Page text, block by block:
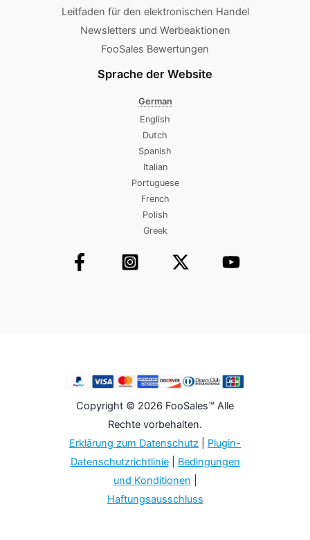
Leitfaden für den elektronischen Handel
Newsletters und Werbeaktionen
FooSales Bewertungen
Sprache der Website
German
English
Dutch
Spanish
Italian
Portuguese
French
Polish
Greek
Copyright © 2026 FooSales™ Alle
Rechte vorbehalten.
Erklärung zum Datenschutz
Plugin-
Datenschutzrichtlinie| Bedingungen
und Konditionen
Haftungsausschluss